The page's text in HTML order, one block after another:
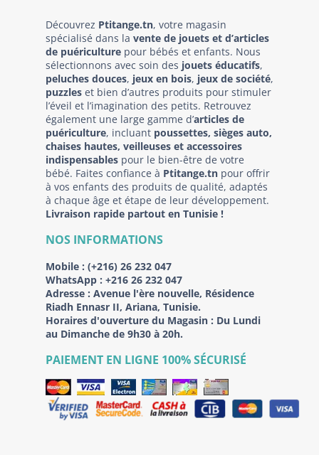
Découvrez Ptitange.tn, votre magasin
spécialisé dans la vente de jouets et d’articles
de puériculture pour bébés et enfants. Nous
sélectionnons avec soin des jouets éducatifs,
peluches douces, jeux en bois, jeux de société,
puzzles et bien d’autres produits pour stimuler
l’éveil et l’imagination des petits. Retrouvez
également une large gamme d’articles de
puériculture, incluant poussettes, sièges auto,
chaises hautes, veilleuses et accessoires
indispensables pour le bien-être de votre
bébé. Faites confiance à Ptitange.tn pour offrir
à vos enfants des produits de qualité, adaptés
à chaque âge et étape de leur développement.
Livraison rapide partout en Tunisie !
NOS INFORMATIONS
Mobile : (+216) 26 232 047
WhatsApp : +216 26 232 047
Adresse : Avenue l'ère nouvelle, Résidence
Riadh Ennasr II, Ariana, Tunisie.
Horaires d'ouverture du Magasin : Du Lundi
au Dimanche de 9h30 à 20h.
PAIEMENT EN LIGNE 100% SÉCURISÉ